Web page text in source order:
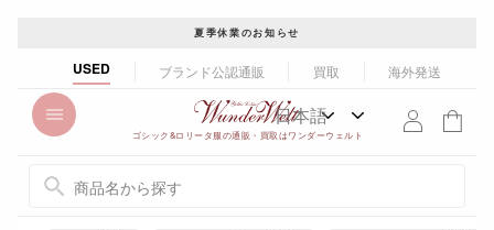
ン
ス
ラ
イ
ド
夏季休業のお知らせ
USED ブランド公認通販 買取 海外発送
ゴシック&ロリータ服の通販・買取はワンダーウェルト